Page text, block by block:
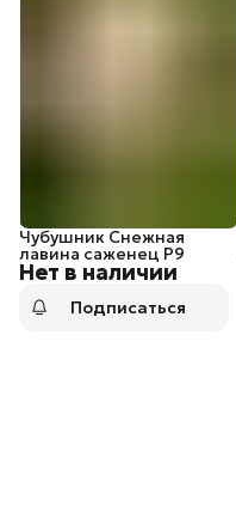
Нет в наличии
Чубушник Снежная
лавина саженец P9
Подписаться